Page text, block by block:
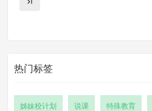
热门标签
姊妹校计划 说课 特殊教育